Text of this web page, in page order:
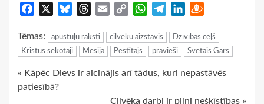
Facebook BlueskyThreads
Email
Copy
WhatsApp
TelegramLinkedIn
Tēmas: apustuļu raksti cilvēku aizstāvis
Dzīvības ceļš
Kristus sekotāji
Mesija Pestītājs pravieši Svētais Gars
Continue
« Kāpēc Dievs ir aicinājis arī tādus, kuri nepastāvēs
patiesībā?
Cilvēka darbi ir pilni nešķīstības »